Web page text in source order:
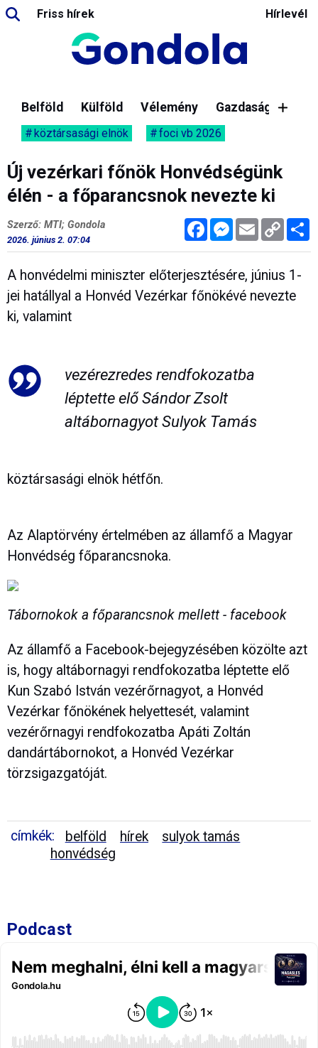
Friss hírek Hírlevél
Belföld Külföld Vélemény Gazdaság
köztársasági elnök foci vb 2026
Új vezérkari főnök Honvédségünk
élén - a főparancsnok nevezte ki
FacebookMessenger
Email Copy
Link
Szerző: MTI; Gondola
2026. június 2. 07:04
A honvédelmi miniszter előterjesztésére, június 1-
jei hatállyal a Honvéd Vezérkar főnökévé nevezte
ki, valamint
vezérezredes rendfokozatba
léptette elő Sándor Zsolt
altábornagyot Sulyok Tamás
köztársasági elnök hétfőn.
Az Alaptörvény értelmében az államfő a Magyar
Honvédség főparancsnoka.
Tábornokok a főparancsnok mellett - facebook
Az államfő a Facebook-bejegyzésében közölte azt
is, hogy altábornagyi rendfokozatba léptette elő
Kun Szabó István vezérőrnagyot, a Honvéd
Vezérkar főnökének helyettesét, valamint
vezérőrnagyi rendfokozatba Apáti Zoltán
dandártábornokot, a Honvéd Vezérkar
törzsigazgatóját.
címkék: belföld hírek
sulyok tamás
honvédség
Podcast